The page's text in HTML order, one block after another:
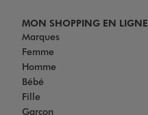
MON SHOPPING EN LIGNE
Marques
Femme
Homme
Bébé
Fille
Garçon